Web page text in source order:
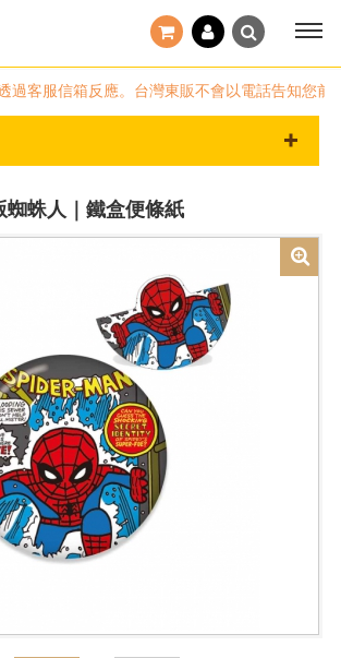
箱反應。台灣東販不會以電話告知您前往
蜘蛛人｜鐵盒便條紙